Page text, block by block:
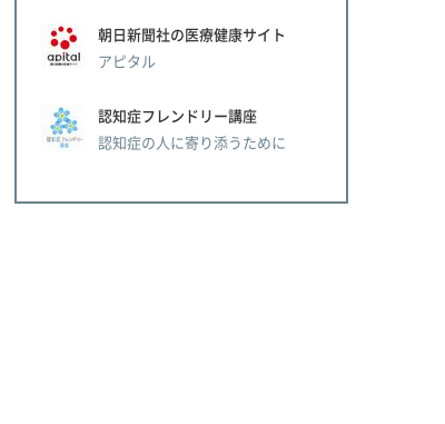
朝日新聞社の医療健康サイト
アピタル
認知症フレンドリー講座
認知症の人に寄り添うために